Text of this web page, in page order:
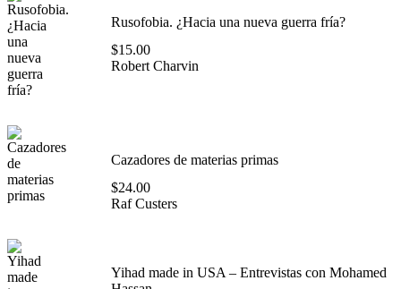
Rusofobia. ¿Hacia una nueva guerra fría?
$15.00
Robert Charvin
Cazadores de materias primas
$24.00
Raf Custers
Yihad made in USA – Entrevistas con Mohamed